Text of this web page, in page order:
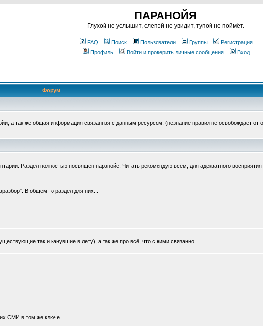
ПАРАНОЙЯ
Глухой не услышит, слепой не увидит, тупой не поймёт.
FAQ Поиск Пользователи Группы
Регистрация
Профиль
Войти и проверить личные сообщения Вход
Форум
а так же общая информация связанная с данным ресурсом. (незнание правил не освобождает от
Раздел полностью посвящён паранойе. Читать рекомендую всем, для адекватного восприятия
В общем то раздел для них...
так и канувшие в лету), а так же про всё, что с ними связанно.
СМИ в том же ключе.